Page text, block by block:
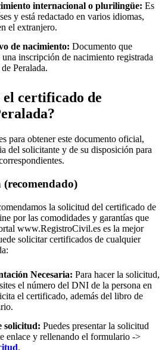
internacional o plurilingüe: Es
y está redactado en varios idiomas,
el extranjero.
de nacimiento: Documento que
inscripción de nacimiento registrada
Peralada.
certificado de
?
para obtener este documento oficial,
del solicitante y de su disposición para
la solicitud del certificado de
por las comodidades y garantías que
www.RegistroCivil.es es la mejor
solicitar certificados de cualquier
:
Necesaria: Para hacer la solicitud,
el número del DNI de la persona en
el certificado, además del libro de
solicitud: Puedes presentar la solicitud
enlace y rellenando el formulario ->
.